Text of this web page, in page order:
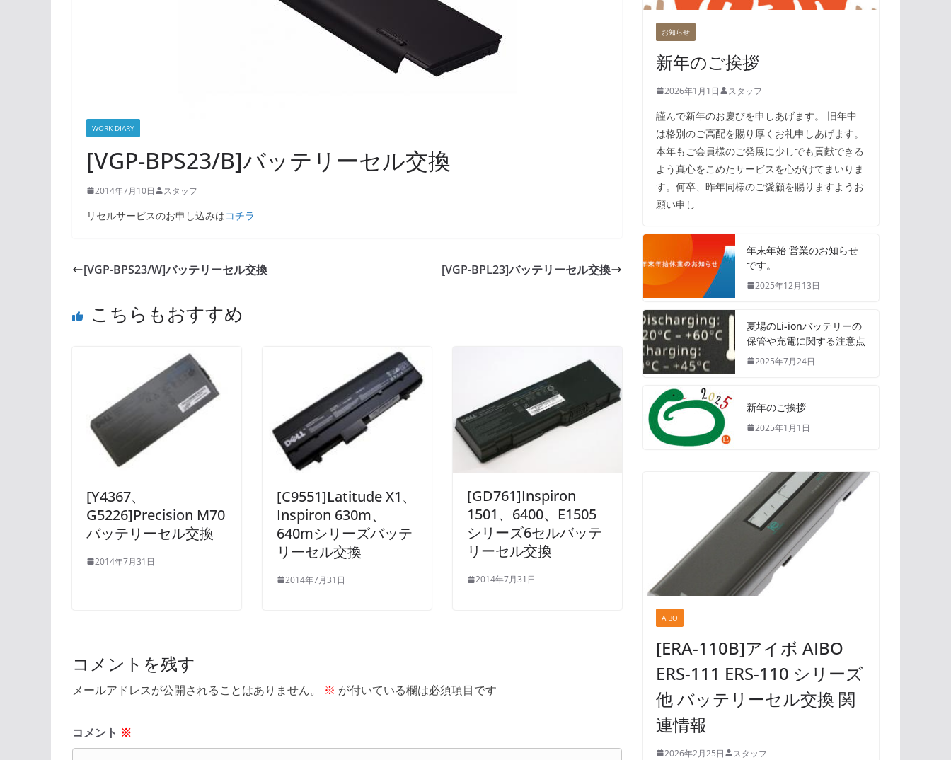
WORK DIARY
[VGP-BPS23/B]バッテリーセル交換
2014年7月10日 スタッフ
リセルサービスのお申し込みはコチラ
[VGP-BPS23/W]バッテリーセル交換 [VGP-BPL23]バッテリーセル交換
こちらもおすすめ
[Y4367、
G5226]Precision M70
バッテリーセル交換
2014年7月31日
[C9551]Latitude X1、
Inspiron 630m、
640mシリーズバッテ
リーセル交換
2014年7月31日
[GD761]Inspiron
1501、6400、E1505
シリーズ6セルバッテ
リーセル交換
2014年7月31日
コメントを残す
メールアドレスが公開されることはありません。 ※ が付いている欄は必須項目です
コメント ※
お知らせ
新年のご挨拶
2026年1月1日 スタッフ
謹んで新年のお慶びを申しあげます。 旧年中
は格別のご高配を賜り厚くお礼申しあげます。
本年もご会員様のご発展に少しでも貢献できる
よう真心をこめたサービスを心がけてまいりま
す。何卒、昨年同様のご愛顧を賜りますようお
願い申し
年末年始 営業のお知らせ
です。
2025年12月13日
夏場のLi-ionバッテリーの
保管や充電に関する注意点
2025年7月24日
新年のご挨拶
2025年1月1日
AIBO
[ERA-110B]アイボ AIBO
ERS-111 ERS-110 シリーズ
他 バッテリーセル交換 関
連情報
2026年2月25日 スタッフ